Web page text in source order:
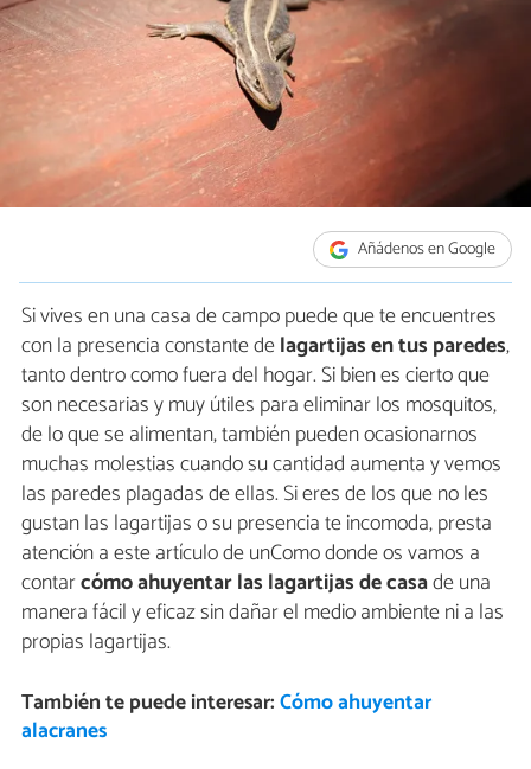
Añádenos en Google
Si vives en una casa de campo puede que te encuentres
con la presencia constante delagartijas en tus paredes,
tanto dentro como fuera del hogar. Si bien es cierto que
son necesarias y muy útiles para eliminar los mosquitos,
de lo que se alimentan, también pueden ocasionarnos
muchas molestias cuando su cantidad aumenta y vemos
las paredes plagadas de ellas. Si eres de los que no les
gustan las lagartijas o su presencia te incomoda, presta
atención a este artículo de unComo donde os vamos a
contarcómo ahuyentar las lagartijas de casade una
manera fácil y eficaz sin dañar el medio ambiente ni a las
propias lagartijas.
También te puede interesar:Cómo ahuyentar
alacranes